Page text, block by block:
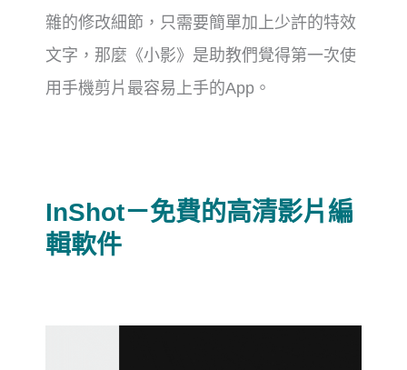
雜的修改細節，只需要簡單加上少許的特效
文字，那麼《小影》是助教們覺得第一次使
用手機剪片最容易上手的App。
InShot－免費的高清影片編
輯軟件